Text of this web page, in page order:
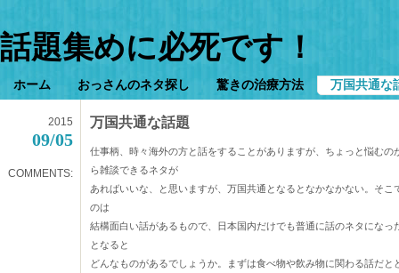
話題集めに必死です！
ホーム おっさんのネタ探し 驚きの治療方法 万国共通な
2015
09/05
COMMENTS:
万国共通な話題
仕事柄、時々海外の方と話をすることがありますが、ちょっと悩む
ら雑談できるネタが
あればいいな、と思いますが、万国共通となるとなかなかない。そ
のは
結構面白い話があるもので、日本国内だけでも普通に話のネタにな
となると
どんなものがあるでしょうか。まずは食べ物や飲み物に関わる話だ